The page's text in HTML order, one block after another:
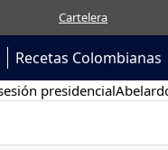
Cartelera
Recetas Colombianas
presidencial